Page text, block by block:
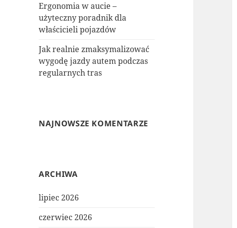
Ergonomia w aucie –
użyteczny poradnik dla
właścicieli pojazdów
Jak realnie zmaksymalizować
wygodę jazdy autem podczas
regularnych tras
NAJNOWSZE KOMENTARZE
ARCHIWA
lipiec 2026
czerwiec 2026